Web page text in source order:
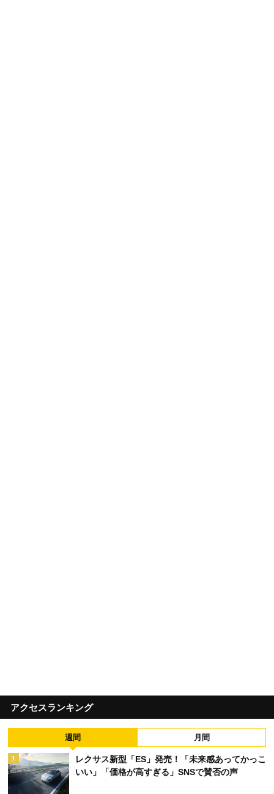
アクセスランキング
週間 月間
1
レクサス新型「ES」発売！「未来感あってかっこ
いい」「価格が高すぎる」SNSで賛否の声